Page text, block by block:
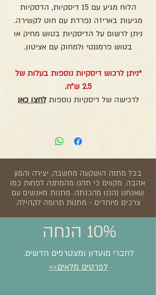
הלוח מגיע עם 15 דיסקיות, הדסקיות
מגיעות באריזה נפרדת עם חוט לקשירה.
ניתן לרשום על הדיסקיות בטוש מחיק או
בטוש פרמננטי ולמחוק עם אציטון.
*ניתן לרכוש דיסקיות נוספות בעלות של
2.5 ש"ח.
לרכישה של דיסקיות נוספותלחצו כאן
בכל מתנה הושקעה מחשבה, יצירה והמון
אהבה. מקווים כי תהנו מהמתנה לפחות כמו
שאנחנו נהננו מהכנתה. מתנות מאנשים עם
צרכים מיוחדים - מתנות תרומה לקהילה.
10% הנחה
לחברי מועדון ומצטרפים חדשים.
לפרטים מלאים>>